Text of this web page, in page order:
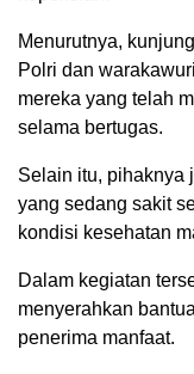
Menurutnya,
Polri dan
mereka yang telah
selama bertugas.
Selain itu, pihaknya
yang sedang sakit
kondisi kesehatan
Dalam kegiatan
menyerahkan
penerima manfaat.